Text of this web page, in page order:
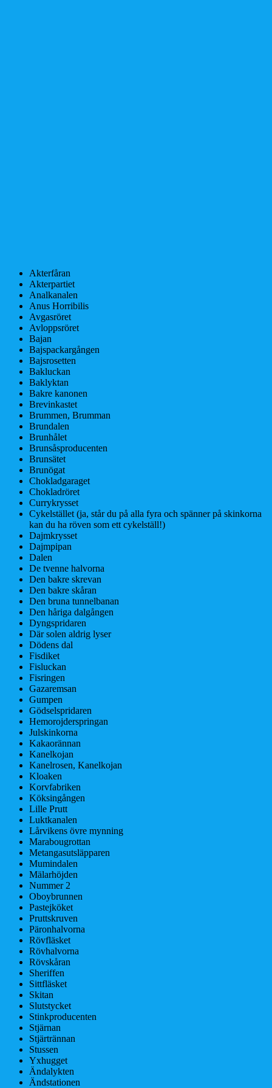
Akterfåran
Akterpartiet
Analkanalen
Anus Horribilis
Avgasröret
Avloppsröret
Bajan
Bajspackargången
Bajsrosetten
Bakluckan
Baklyktan
Bakre kanonen
Brevinkastet
Brummen, Brumman
Brundalen
Brunhålet
Brunsåsproducenten
Brunsätet
Brunögat
Chokladgaraget
Chokladröret
Currykrysset
Cykelstället (ja, står du på alla fyra och spänner på skinkorna
kan du ha röven som ett cykelställ!)
Dajmkrysset
Dajmpipan
Dalen
De tvenne halvorna
Den bakre skrevan
Den bakre skåran
Den bruna tunnelbanan
Den håriga dalgången
Dyngspridaren
Där solen aldrig lyser
Dödens dal
Fisdiket
Fisluckan
Fisringen
Gazaremsan
Gumpen
Gödselspridaren
Hemorojderspringan
Julskinkorna
Kakaorännan
Kanelkojan
Kanelrosen, Kanelkojan
Kloaken
Korvfabriken
Köksingången
Lille Prutt
Luktkanalen
Lårvikens övre mynning
Marabougrottan
Metangasutsläpparen
Mumindalen
Mälarhöjden
Nummer 2
Oboybrunnen
Pastejköket
Pruttskruven
Päronhalvorna
Rövfläsket
Rövhalvorna
Rövskåran
Sheriffen
Sittfläsket
Skitan
Slutstycket
Stinkproducenten
Stjärnan
Stjärtrännan
Stussen
Yxhugget
Ändalykten
Ändstationen